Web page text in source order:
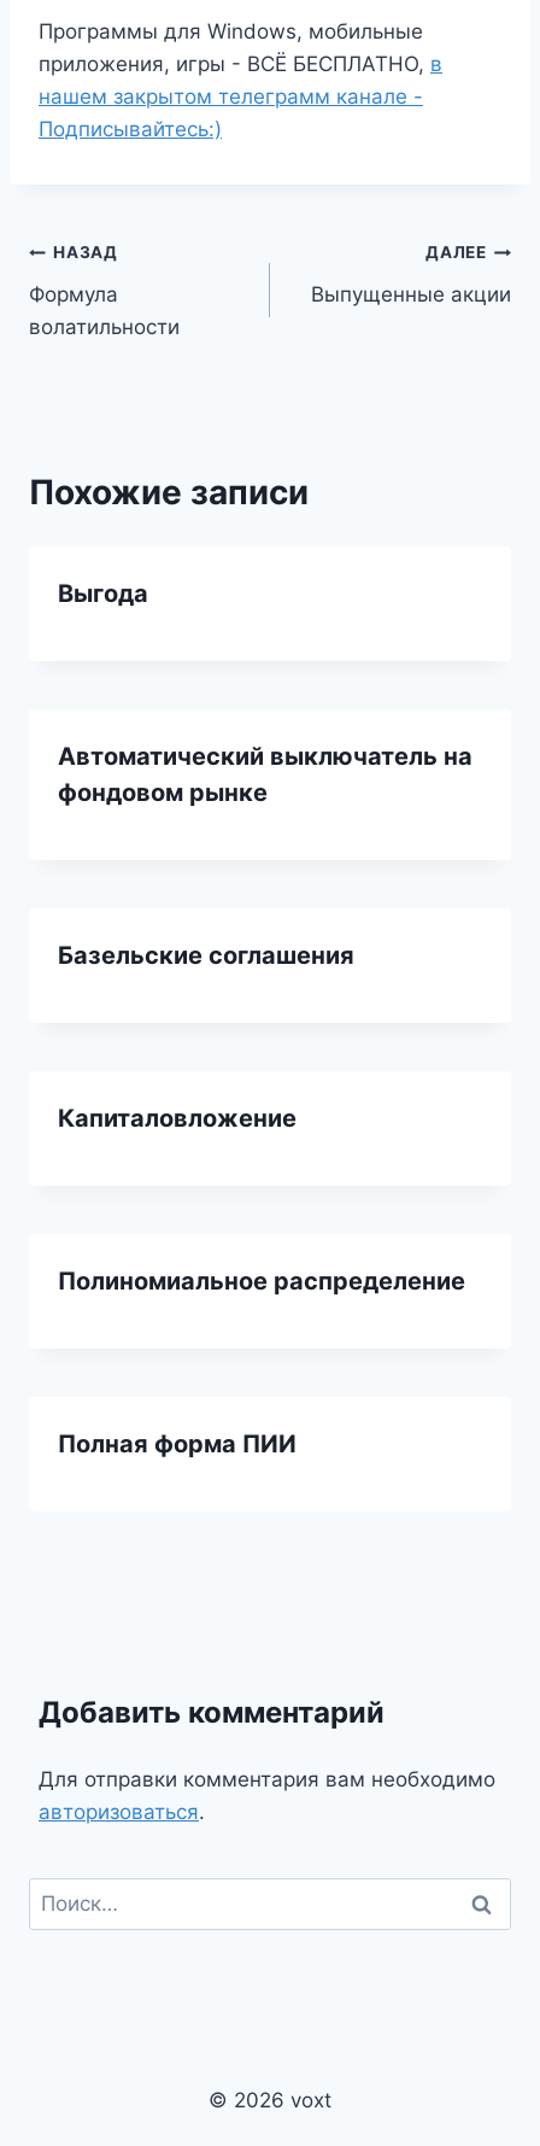
Программы для Windows, мобильные
приложения, игры - ВСЁ БЕСПЛАТНО, в
нашем закрытом телеграмм канале -
Подписывайтесь:)
Навигация
по
НАЗАД
Формула
волатильности
ДАЛЕЕ
Выпущенные акции
Похожие записи
Выгода
Автоматический выключатель на
фондовом рынке
Базельские соглашения
Капиталовложение
Полиномиальное распределение
Полная форма ПИИ
Добавить комментарий
Для отправки комментария вам необходимо
авторизоваться.
Найти:
© 2026 voxt